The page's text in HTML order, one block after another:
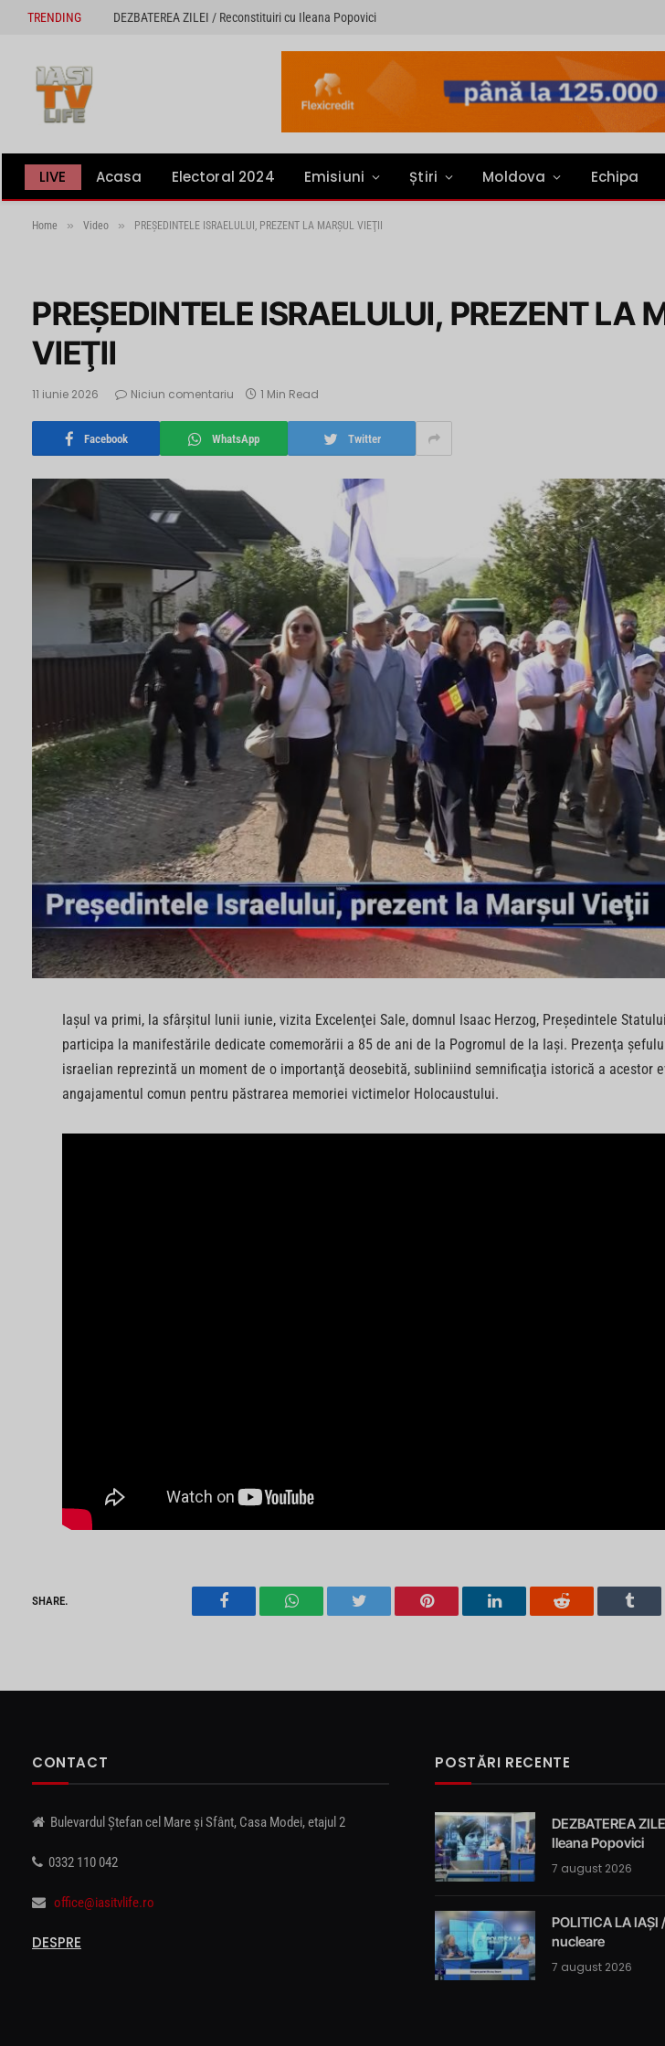
TRENDING DEZBATEREA ZILEI / Reconstituiri cu Ileana Popovici
LIVE Acasa Electoral 2024 Emisiuni Știri Moldova Echipa
Home » Video » PREŞEDINTELE ISRAELULUI, PREZENT LA MARŞUL VIEŢII
PREŞEDINTELE ISRAELULUI, PREZENT LA
VIEŢII
11 iunie 2026 Niciun comentariu 1 Min Read
Facebook WhatsApp Twitter
Iaşul va primi, la sfârşitul lunii iunie, vizita Excelenţei Sale, domnul Isaac Herzog, Preşedintele
participa la manifestările dedicate comemorării a 85 de ani de la Pogromul de la Iaşi. Prezenţa
israelian reprezintă un moment de o importanţă deosebită, subliniind semnificaţia istorică a acestor
angajamentul comun pentru păstrarea memoriei victimelor Holocaustului.
SHARE.
Facebook WhatsAppTwitter Pinterest LinkedIn Reddit
CONTACT
Bulevardul Ștefan cel Mare și Sfânt, Casa Modei, etajul 2
0332 110 042
office@iasitvlife.ro
DESPRE
POSTĂRI RECENTE
DEZBATEREA
Ileana Popovici
7 august 2026
POLITICA LA
nucleare
7 august 2026